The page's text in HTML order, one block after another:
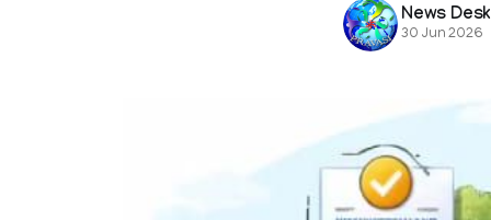
News Desk
30 Jun 2026